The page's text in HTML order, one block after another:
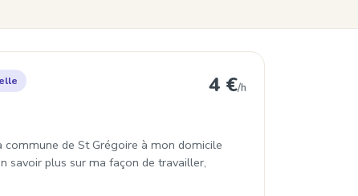
4 €/h
de St Grégoire à mon domicile
savoir plus sur ma façon de travailler,